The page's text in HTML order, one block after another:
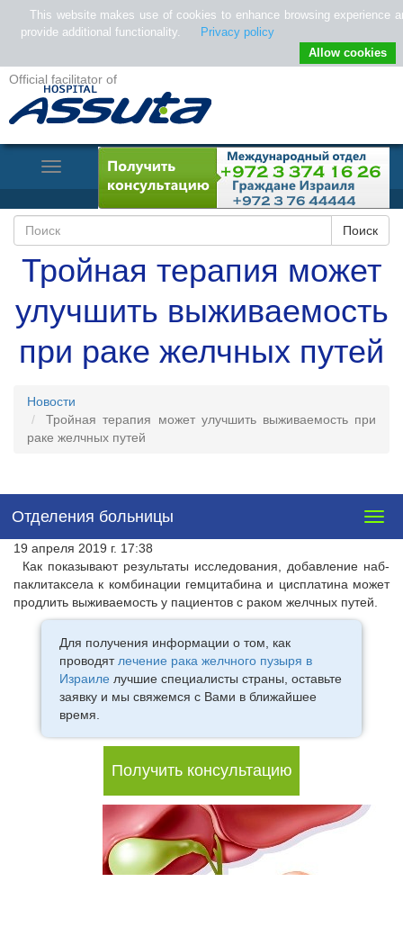
Official facilitator of
Toggle
Navigation
Тройная терапия может
улучшить выживаемость
при раке желчных путей
Новости
Тройная терапия может улучшить выживаемость при
раке желчных путей
Отделения больницы
19 апреля 2019 г. 17:38
Как показывают результаты исследования, добавление наб-
паклитаксела к комбинации гемцитабина и цисплатина может
продлить выживаемость у пациентов с раком желчных путей.
Для получения информации о том, как
проводятлечение рака желчного пузыря в
Израиле лучшие специалисты страны, оставьте
заявку и мы свяжемся с Вами в ближайшее
время.
Получить консультацию
This website makes use of cookies to enhance browsing experience
provide additional functionality.
Privacy policy
Allow cookies